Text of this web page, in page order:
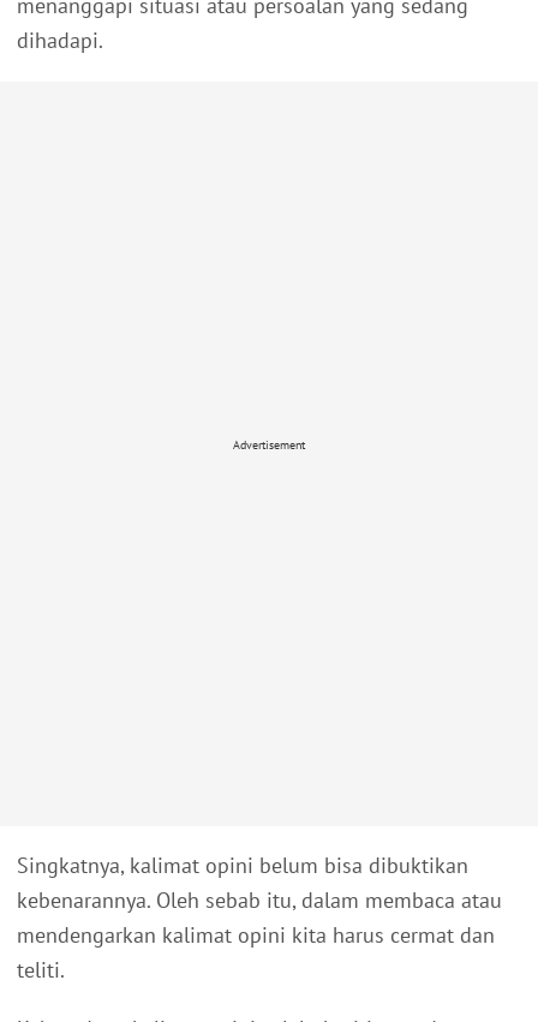
menanggapi situasi atau persoalan yang sedang
dihadapi.
Advertisement
Singkatnya, kalimat opini belum bisa dibuktikan
kebenarannya. Oleh sebab itu, dalam membaca atau
mendengarkan kalimat opini kita harus cermat dan
teliti.